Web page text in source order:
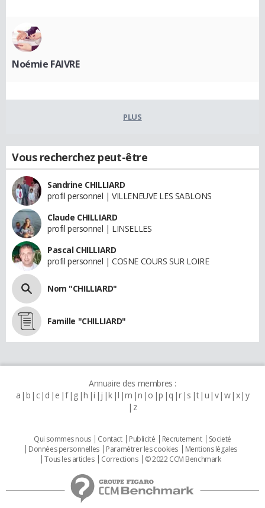
Noémie FAIVRE
PLUS
Vous recherchez peut-être
Sandrine CHILLIARD
profil personnel | VILLENEUVE LES SABLONS
Claude CHILLIARD
profil personnel | LINSELLES
Pascal CHILLIARD
profil personnel | COSNE COURS SUR LOIRE
Nom "CHILLIARD"
Famille "CHILLIARD"
Annuaire des membres :
a b c d e f g h i j k l m n o p q r s t u v w x y
z
Qui sommes nous Contact Publicité Recrutement
Societé
Données personnelles
Paramétrer les cookies
Mentions légales
Tous les articles
Corrections © 2022 CCM Benchmark